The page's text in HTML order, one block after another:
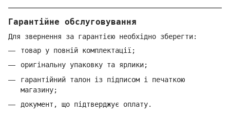
Гарантійне обслуговування
Для звернення за гарантією необхідно зберегти:
товар у повній комплектації;
оригінальну упаковку та ярлики;
гарантійний талон із підписом і печаткою
магазину;
документ, що підтверджує оплату.